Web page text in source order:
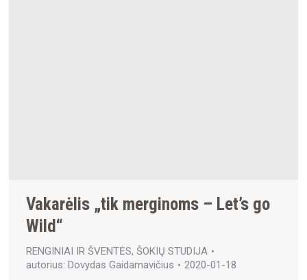
Vakarėlis „tik merginoms – Let’s go
Wild“
RENGINIAI IR ŠVENTĖS, ŠOKIŲ STUDIJA
autorius: Dovydas Gaidamavičius 2020-01-18